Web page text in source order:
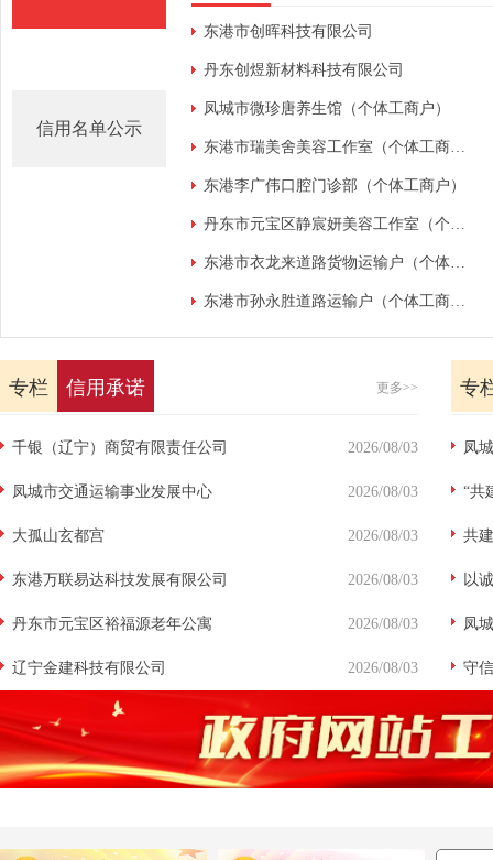
信用名单公示
东港市创晖科技有限公司
丹东创煜新材料科技有限公司
凤城市微珍唐养生馆（个体工商户）
东港市瑞美舍美容工作室（个体工商户）
东港李广伟口腔门诊部（个体工商户）
丹东市元宝区静宸妍美容工作室（个体工商户）
东港市衣龙来道路货物运输户（个体工商户）
东港市孙永胜道路运输户（个体工商户）
专栏 信用承诺 更多>>
2026/08/03
千银（辽宁）商贸有限责任公司
2026/08/03
凤城市交通运输事业发展中心
2026/08/03
大孤山玄都宫
2026/08/03
东港万联易达科技发展有限公司
2026/08/03
丹东市元宝区裕福源老年公寓
2026/08/03
辽宁金建科技有限公司
专
凤
“共
场监
共
实开
以
爱阳
凤
发展
守
月活